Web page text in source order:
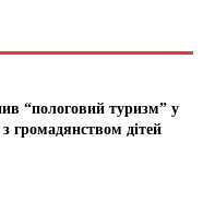
“пологовий туризм” у
дітей